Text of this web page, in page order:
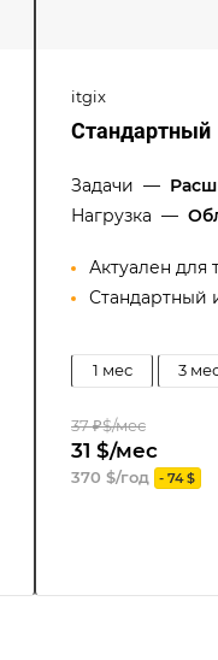
itgix
Стандартный
Задачи —
Нагрузка —
Актуален для
Стандартный
1 мес 3
37 ₽$/мес
31 $/мес
370 $/год - 74 $